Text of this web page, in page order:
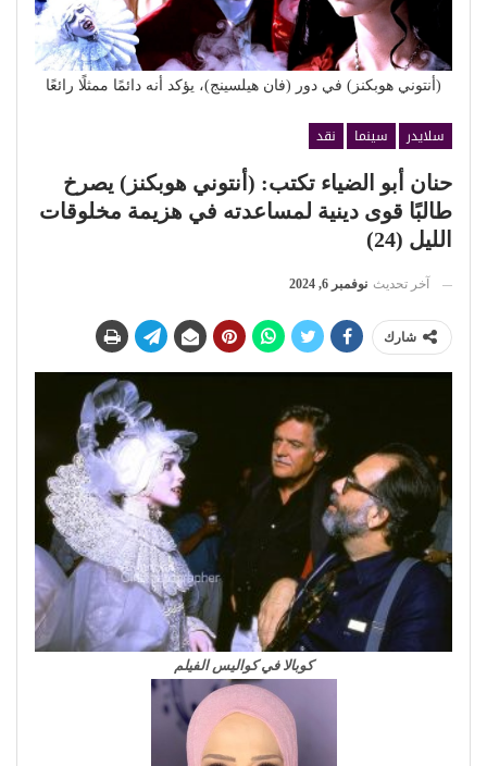
(أنتوني هوبكنز) في دور (فان هيلسينج)، يؤكد أنه دائمًا ممثلًا رائعًا
سلايدر سينما
نقد
حنان أبو الضياء تكتب: (أنتوني هوبكنز) يصرخ
طالبًا قوى دينية لمساعدته في هزيمة مخلوقات
الليل (24)
آخر تحديث نوفمبر 6, 2024
شارك
كوبالا في كواليس الفيلم